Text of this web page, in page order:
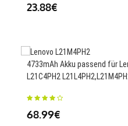
23.88€
4733mAh Akku passend für
L21C4PH2
68.99€